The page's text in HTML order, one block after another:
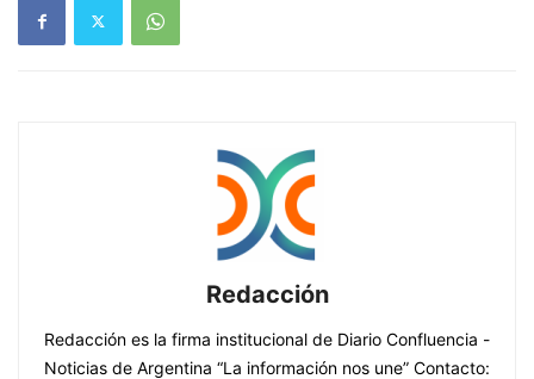
Redacción
Redacción es la firma institucional de Diario Confluencia -
Noticias de Argentina “La información nos une” Contacto: